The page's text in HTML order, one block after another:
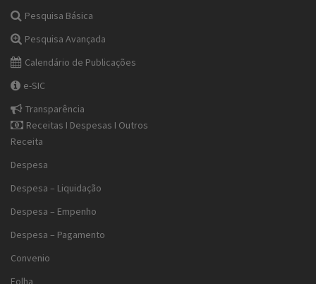
Pesquisa Básica
Pesquisa Avançada
Calendário de Publicações
e-SIC
Transparência
Receitas I Despesas I Outros
Receita
Despesa
Despesa – Liquidação
Despesa – Empenho
Despesa – Pagamento
Convenio
Folha